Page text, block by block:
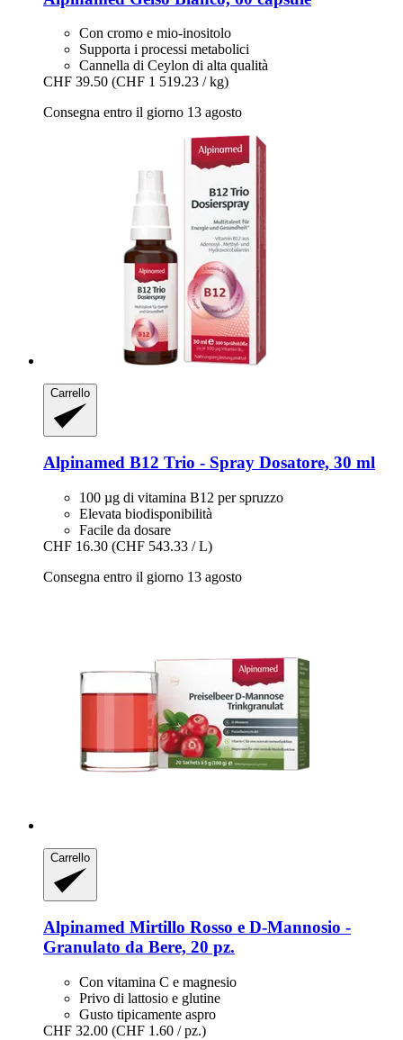
Con cromo e mio-inositolo
Supporta i processi metabolici
Cannella di Ceylon di alta qualità
CHF 39.50 (CHF 1 519.23 / kg)
Consegna entro il giorno 13 agosto
Carrello
Alpinamed B12 Trio -​ Spray Dosatore, 30 ml
100 µg di vitamina B12 per spruzzo
Elevata biodisponibilità
Facile da dosare
CHF 16.30 (CHF 543.33 / L)
Consegna entro il giorno 13 agosto
Carrello
Alpinamed Mirtillo Rosso e D-​Mannosio -​
Granulato da Bere, 20 pz.
Con vitamina C e magnesio
Privo di lattosio e glutine
Gusto tipicamente aspro
CHF 32.00 (CHF 1.60 / pz.)